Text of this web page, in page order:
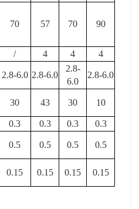
70 57 70 90
/ 4 4 4
2.8-6.0 2.8-6.0
2.8-
6.0
2.8-6.0
30 43 30 10
0.3 0.3 0.3
0.3
0.5 0.5 0.5 0.5
0.15 0.15 0.15 0.15